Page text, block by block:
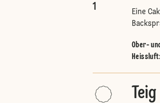
1
Eine
Ober-
Heissluft:
Teig